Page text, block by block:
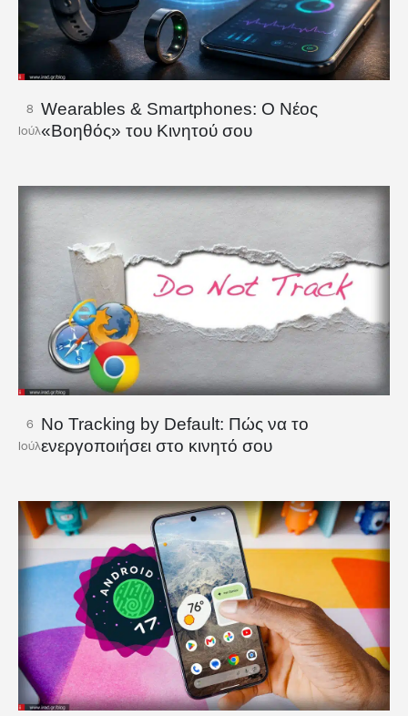
8
Ιούλ
Wearables & Smartphones: Ο Νέος
«Βοηθός» του Κινητού σου
6
Ιούλ
No Tracking by Default: Πώς να το
ενεργοποιήσει στο κινητό σου